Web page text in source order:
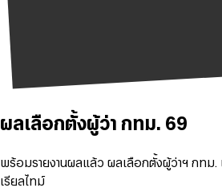
ผลเลือกตั้งผู้ว่า กทม. 69
พร้อมรายงานผลแล้ว ผลเลือกตั้งผู้ว่าฯ กทม.
เรียลไทม์